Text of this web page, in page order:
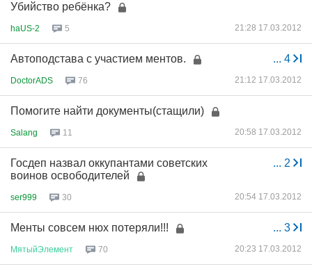
Убийство ребёнка?
haUS-2 5 21:28 17.03.2012
... 4
Автоподстава с участием ментов.
DoctorADS 76 21:12 17.03.2012
Помогите найти документы(стащили)
Salang 11 20:58 17.03.2012
... 2
Госдеп назвал оккупантами советских
воинов освободителей
ser999 30 20:54 17.03.2012
... 3
Менты совсем нюх потеряли!!!
МятыйЭлемент 70 20:23 17.03.2012